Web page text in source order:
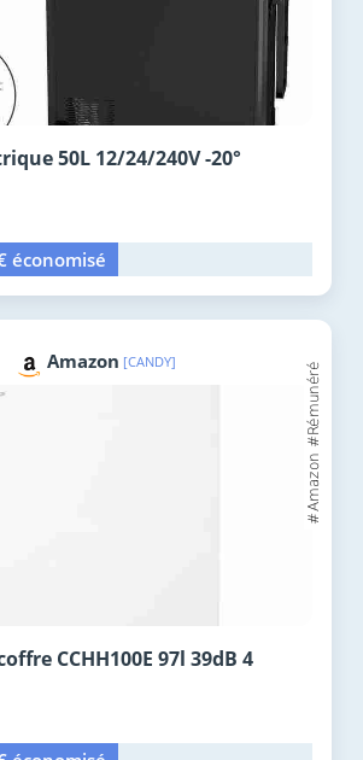
50L 12/24/240V -20°
économisé
Amazon [CANDY]
CCHH100E 97l 39dB 4